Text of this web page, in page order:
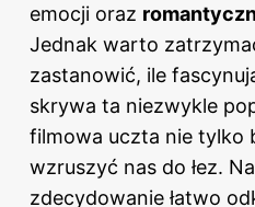
emocji oraz
Jednak warto
zastanowić, ile
skrywa ta niezwykle
filmowa uczta nie tylko
wzruszyć nas do łez.
zdecydowanie łatwo